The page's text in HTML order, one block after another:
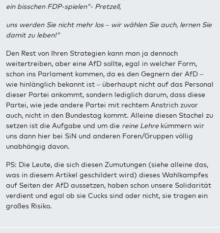
ein bisschen FDP-spielen“- Pretzell,
uns werden Sie nicht mehr los – wir wählen Sie auch, lernen Sie
damit zu leben!“
Den Rest von Ihren Strategien kann man ja dennoch
weitertreiben, aber eine AfD sollte, egal in welcher Form,
schon ins Parlament kommen, da es den Gegnern der AfD –
wie hinlänglich bekannt ist – überhaupt nicht auf das Personal
dieser Partei ankommt, sondern lediglich darum, dass diese
Partei, wie jede andere Partei mit rechtem Anstrich zuvor
auch, nicht in den Bundestag kommt. Alleine diesen Stachel zu
setzen ist die Aufgabe und um die reine Lehre kümmern wir
uns dann hier bei SiN und anderen Foren/Gruppen völlig
unabhängig davon.
PS: Die Leute, die sich diesen Zumutungen (siehe alleine das,
was in diesem Artikel geschildert wird) dieses Wahlkampfes
auf Seiten der AfD aussetzen, haben schon unsere Solidarität
verdient und egal ob sie Cucks sind oder nicht, sie tragen ein
großes Risiko.